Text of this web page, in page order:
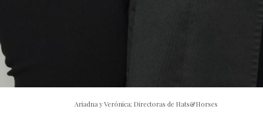
Ariadna y Verónica; Directoras de Hats&Horses